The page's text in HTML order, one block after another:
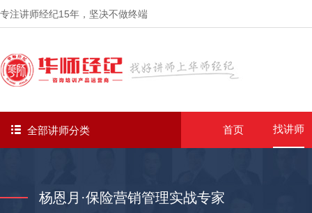
专注讲师经纪15年 ，坚决不做终端
全部讲师分类 首页 找讲师
杨恩月·保险营销管理实战专家